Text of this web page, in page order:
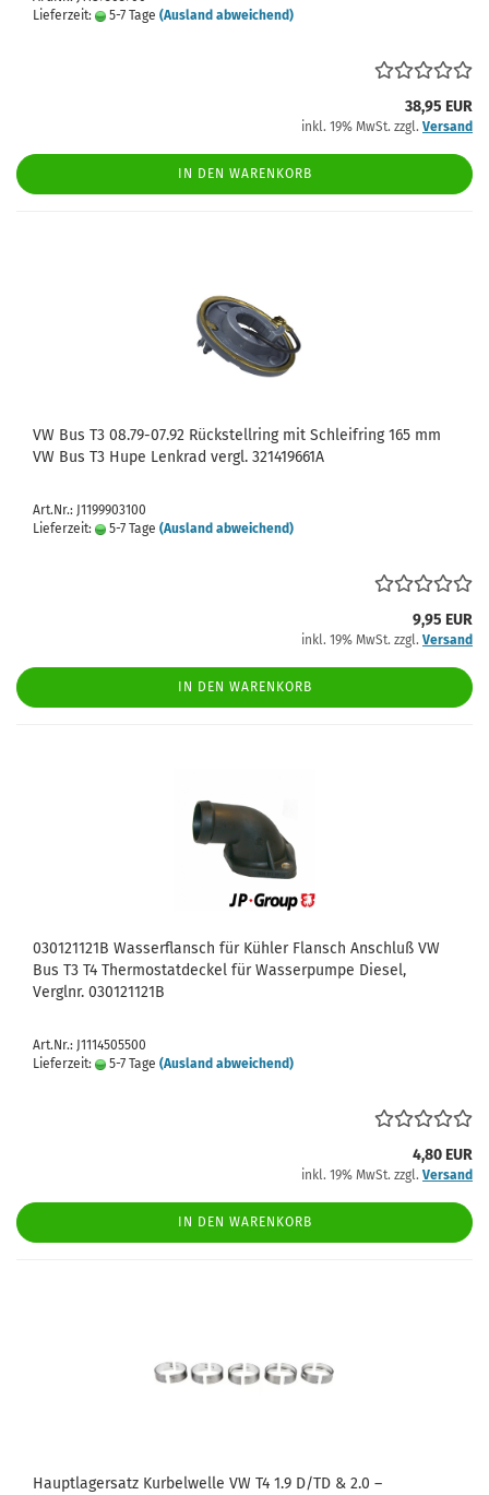
Lieferzeit:
5-7 Tage (Ausland abweichend)
38,95 EUR
inkl. 19% MwSt. zzgl. Versand
IN DEN WARENKORB
VW Bus T3 08.79-07.92 Rückstellring mit Schleifring 165 mm
VW Bus T3 Hupe Lenkrad vergl. 321419661A
Art.Nr.: J1199903100
Lieferzeit:
5-7 Tage (Ausland abweichend)
9,95 EUR
inkl. 19% MwSt. zzgl. Versand
IN DEN WARENKORB
030121121B Wasserflansch für Kühler Flansch Anschluß VW
Bus T3 T4 Thermostatdeckel für Wasserpumpe Diesel,
Verglnr. 030121121B
Art.Nr.: J1114505500
Lieferzeit:
5-7 Tage (Ausland abweichend)
4,80 EUR
inkl. 19% MwSt. zzgl. Versand
IN DEN WARENKORB
Hauptlagersatz Kurbelwelle VW T4 1.9 D/TD & 2.0 –